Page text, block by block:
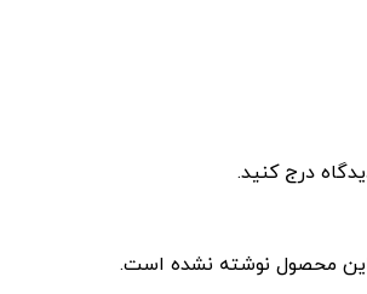
درج کنید.
محصول نوشته نشده است.